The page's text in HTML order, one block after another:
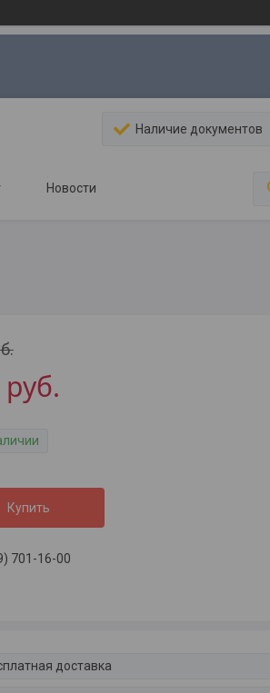
Наличие документов
Новости
руб.
Купить
701-16-00
доставка